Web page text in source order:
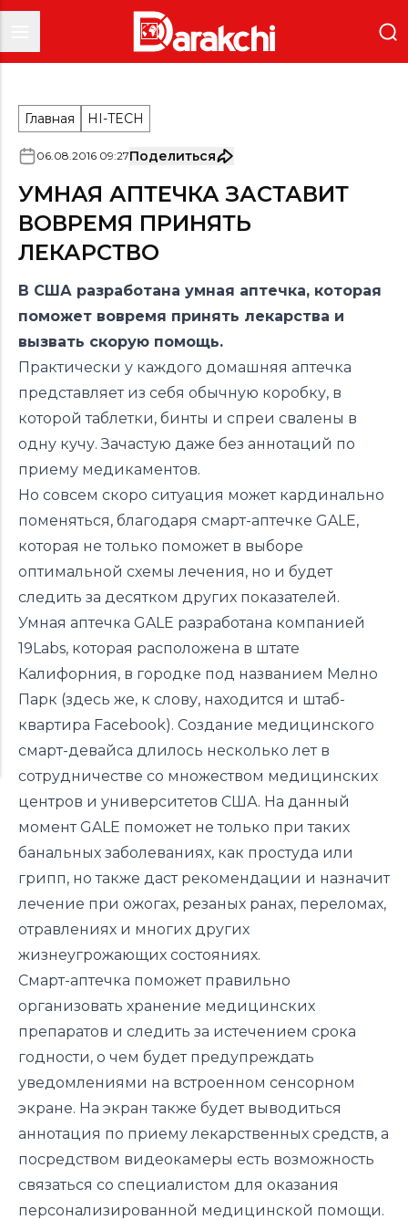
Главная HI-TECH
06.08.2016 09:27Поделиться
УМНАЯ АПТЕЧКА ЗАСТАВИТ
ВОВРЕМЯ ПРИНЯТЬ
ЛЕКАРСТВО
В США разработана умная аптечка, которая
поможет вовремя принять лекарства и
вызвать скорую помощь.
Практически у каждого домашняя аптечка
представляет из себя обычную коробку, в
которой таблетки, бинты и спреи свалены в
одну кучу. Зачастую даже без аннотаций по
приему медикаментов.
Но совсем скоро ситуация может кардинально
поменяться, благодаря смарт-аптечке GALE,
которая не только поможет в выборе
оптимальной схемы лечения, но и будет
следить за десятком других показателей.
Умная аптечка GALE разработана компанией
19Labs, которая расположена в штате
Калифорния, в городке под названием Мелно
Парк (здесь же, к слову, находится и штаб-
квартира Facebook). Создание медицинского
смарт-девайса длилось несколько лет в
сотрудничестве со множеством медицинских
центров и университетов США. На данный
момент GALE поможет не только при таких
банальных заболеваниях, как простуда или
грипп, но также даст рекомендации и назначит
лечение при ожогах, резаных ранах, переломах,
отравлениях и многих других
жизнеугрожающих состояниях.
Смарт-аптечка поможет правильно
организовать хранение медицинских
препаратов и следить за истечением срока
годности, о чем будет предупреждать
уведомлениями на встроенном сенсорном
экране. На экран также будет выводиться
аннотация по приему лекарственных средств, а
посредством видеокамеры есть возможность
связаться со специалистом для оказания
персонализированной медицинской помощи.